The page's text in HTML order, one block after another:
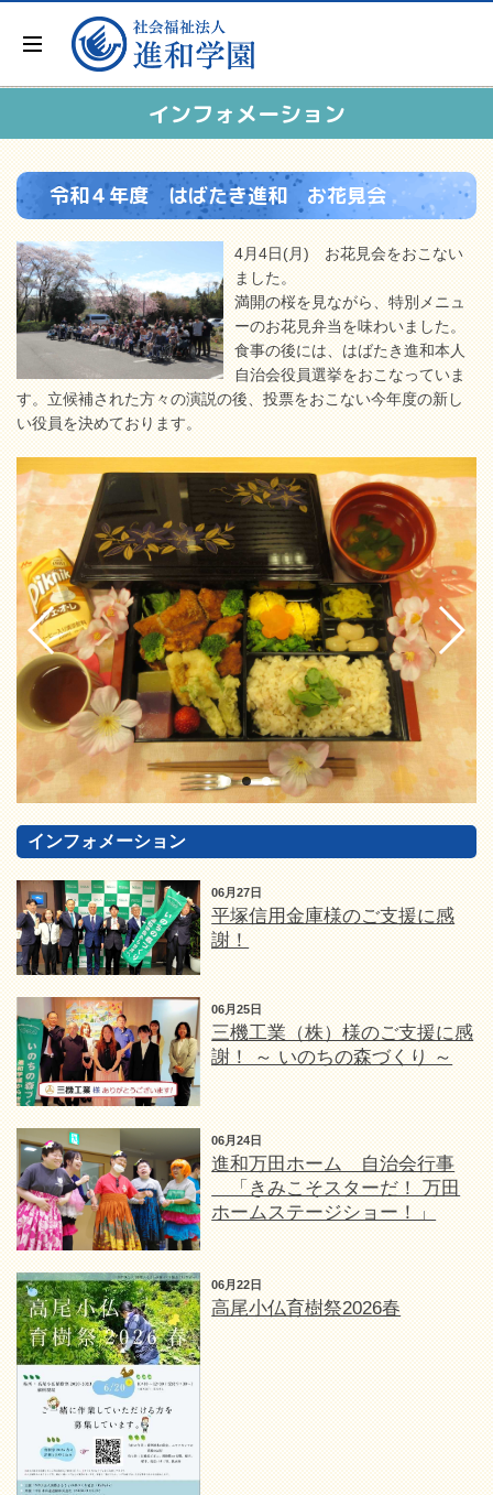
インフォメーション
令和４年度 はばたき進和 お花見会
4月4日(月) お花見会をおこない
ました。
満開の桜を見ながら、特別メニュ
ーのお花見弁当を味わいました。
食事の後には、はばたき進和本人
自治会役員選挙をおこなっていま
す。立候補された方々の演説の後、投票をおこない今年度の新し
い役員を決めております。
インフォメーション
06月27日
平塚信用金庫様のご支援に感
謝！
06月25日
三機工業（株）様のご支援に感
謝！ ～ いのちの森づくり ～
06月24日
進和万田ホーム 自治会行事
「きみこそスターだ！ 万田
ホームステージショー！」
06月22日
高尾小仏育樹祭2026春